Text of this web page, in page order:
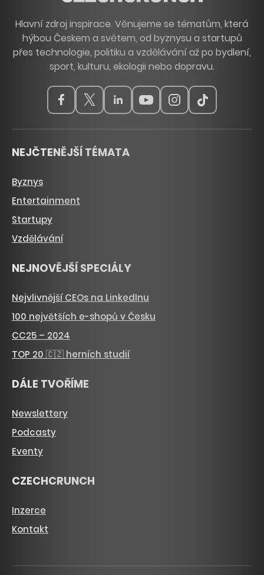
Hlavní zdroj inspirace. Věnujeme se tématům, která
hýbou Českem a světem, od byznysu a startupů
přes technologie, politiku a vzdělávání až po bydlení,
sport, kulturu, ekologii nebo dopravu.
NEJČTENĚJŠÍ TÉMATA
Byznys
Entertainment
Startupy
Vzdělávání
NEJNOVĚJŠÍ SPECIÁLY
Nejvlivnější CEOs na LinkedInu
100 největších e-shopů v Česku
CC25 – 2024
TOP 20 🇨🇿 herních studií
DÁLE TVOŘÍME
Newslettery
Podcasty
Eventy
CZECHCRUNCH
Inzerce
Kontakt